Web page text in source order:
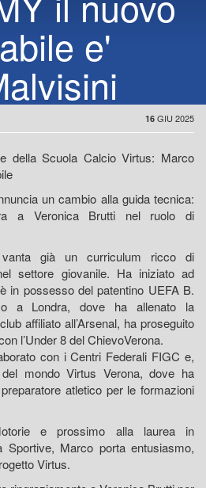
e'
16 GIU 2025
della Scuola Calcio Virtus: Marco
un cambio alla guida tecnica:
a Veronica Brutti nel ruolo di
già un curriculum ricco di
settore giovanile. Ha iniziato ad
in possesso del patentino UEFA B.
a Londra, dove ha allenato la
affiliato all’Arsenal, ha proseguito
l’Under 8 del ChievoVerona.
con i Centri Federali FIGC e,
mondo Virtus Verona, dove ha
atletico per le formazioni
e prossimo alla laurea in
Sportive, Marco porta entusiasmo,
Virtus.